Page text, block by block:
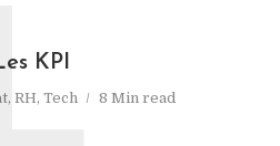
KPI
, RH, Tech 8 Min read